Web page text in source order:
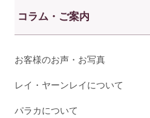
コラム・ご案内
お客様のお声・お写真
レイ・ヤーンレイについて
パラカについて